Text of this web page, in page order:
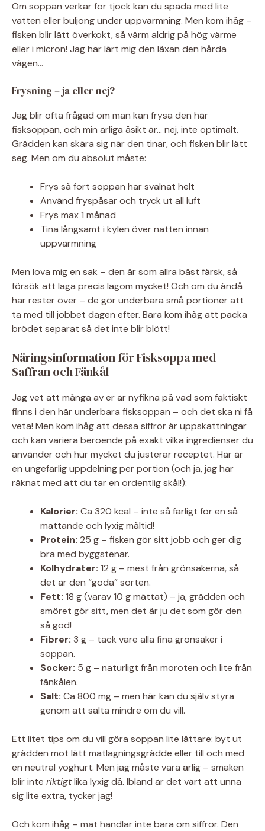
Om soppan verkar för tjock kan du späda med lite
vatten eller buljong under uppvärmning. Men kom ihåg –
fisken blir lätt överkokt, så värm aldrig på hög värme
eller i micron! Jag har lärt mig den läxan den hårda
vägen…
Frysning – ja eller nej?
Jag blir ofta frågad om man kan frysa den här
fisksoppan, och min ärliga åsikt är… nej, inte optimalt.
Grädden kan skära sig när den tinar, och fisken blir lätt
seg. Men om du absolut måste:
Frys så fort soppan har svalnat helt
Använd fryspåsar och tryck ut all luft
Frys max 1 månad
Tina långsamt i kylen över natten innan
uppvärmning
Men lova mig en sak – den är som allra bäst färsk, så
försök att laga precis lagom mycket! Och om du ändå
har rester över – de gör underbara små portioner att
ta med till jobbet dagen efter. Bara kom ihåg att packa
brödet separat så det inte blir blött!
Näringsinformation för Fisksoppa med
Saffran och Fänkål
Jag vet att många av er är nyfikna på vad som faktiskt
finns i den här underbara fisksoppan – och det ska ni få
veta! Men kom ihåg att dessa siffror är uppskattningar
och kan variera beroende på exakt vilka ingredienser du
använder och hur mycket du justerar receptet. Här är
en ungefärlig uppdelning per portion (och ja, jag har
räknat med att du tar en ordentlig skål!):
Kalorier: Ca 320 kcal – inte så farligt för en så
mättande och lyxig måltid!
Protein: 25 g – fisken gör sitt jobb och ger dig
bra med byggstenar.
Kolhydrater: 12 g – mest från grönsakerna, så
det är den “goda” sorten.
Fett: 18 g (varav 10 g mättat) – ja, grädden och
smöret gör sitt, men det är ju det som gör den
så god!
Fibrer: 3 g – tack vare alla fina grönsaker i
soppan.
Socker: 5 g – naturligt från moroten och lite från
fänkålen.
Salt: Ca 800 mg – men här kan du själv styra
genom att salta mindre om du vill.
Ett litet tips om du vill göra soppan lite lättare: byt ut
grädden mot lätt matlagningsgrädde eller till och med
en neutral yoghurt. Men jag måste vara ärlig – smaken
blir inte riktigtlika lyxig då. Ibland är det värt att unna
sig lite extra, tycker jag!
Och kom ihåg – mat handlar inte bara om siffror. Den